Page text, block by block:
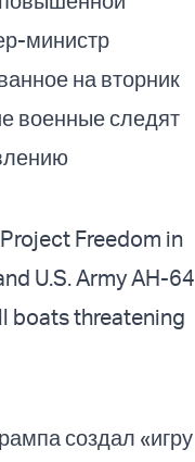
министр
на вторник
военные следят
Freedom in
U.S. Army AH-64
boats threatening
создал «игру